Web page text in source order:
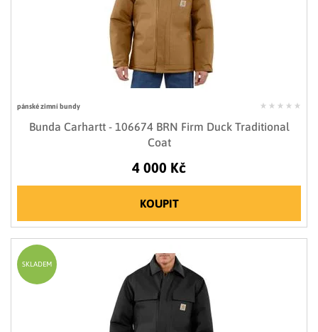
pánské zimní bundy
Bunda Carhartt - 106674 BRN Firm Duck Traditional
Coat
4 000 Kč
KOUPIT
SKLADEM